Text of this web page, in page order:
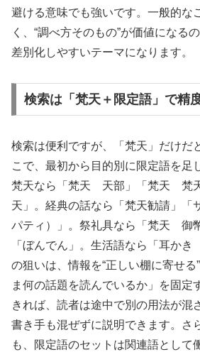
避ける意味でも強いです。一般的な
く、“調べ方そのもの”が価値になる
差別化しやすいテーマになります。
検索は「梵天＋限定語」で精
検索は便利ですが、「梵天」だけだ
こで、最初から目的別に限定語を足
梵天なら「梵天 天部」「梵天 梵
天」。経典の話なら「梵天勧請」「
パティ）」。祭礼具なら「梵天 御
「ぼんでん」。生活語なら「耳か
の狙いは、情報を“正しい棚に寄せる
ま何の話題を読んでいるか」を固定
きれば、読者は途中で別の用法が混
書き手も混ぜずに説明できます。さ
も、限定語のセットは関連語として